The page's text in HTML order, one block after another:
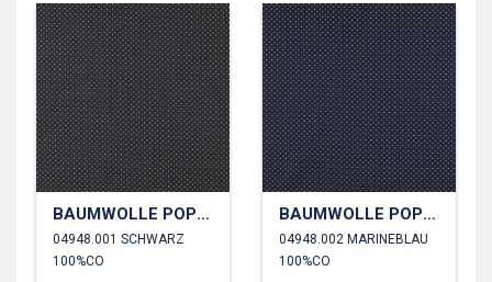
BAUMWOLLE POPELINE KLEINE PUNKTE
04948.001 SCHWARZ
100%CO
BAUMWOLLE POPELINE KLEINE PUNKTE
04948.002 MARINEBLAU
100%CO